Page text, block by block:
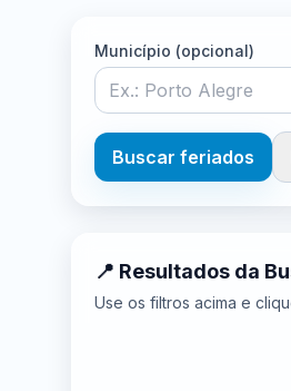
Município (opcional)
Buscar feriados
📍 Resultados da
Use os filtros acima e